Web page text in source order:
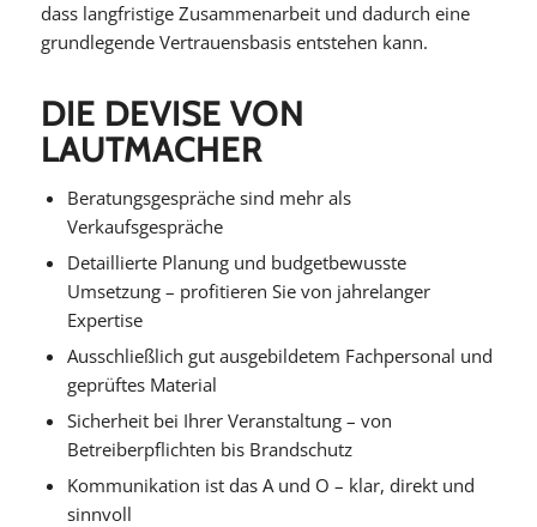
dass langfristige Zusammenarbeit und dadurch eine
grundlegende Vertrauensbasis entstehen kann.
DIE DEVISE VON
LAUTMACHER
Beratungsgespräche sind mehr als
Verkaufsgespräche
Detaillierte Planung und budgetbewusste
Umsetzung – profitieren Sie von jahrelanger
Expertise
Ausschließlich gut ausgebildetem Fachpersonal und
geprüftes Material
Sicherheit bei Ihrer Veranstaltung – von
Betreiberpflichten bis Brandschutz
Kommunikation ist das A und O – klar, direkt und
sinnvoll